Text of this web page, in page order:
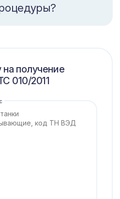
на получение
010/2011